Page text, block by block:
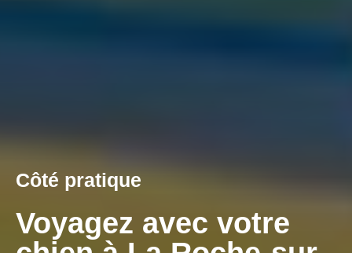
Côté pratique
Voyagez avec votre